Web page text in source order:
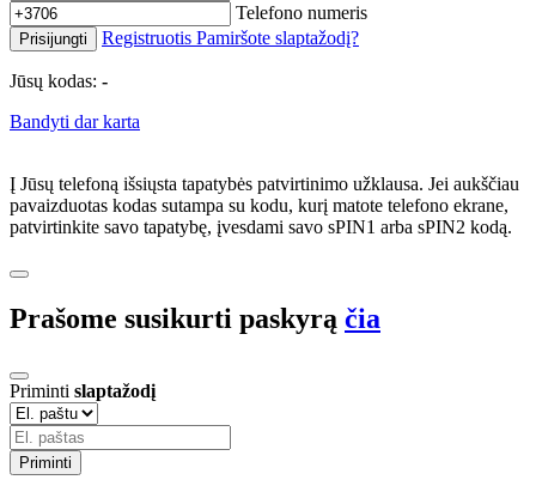
Telefono numeris
Prisijungti Registruotis Pamiršote slaptažodį?
Jūsų kodas: -
Bandyti dar karta
Į Jūsų telefoną išsiųsta tapatybės patvirtinimo užklausa. Jei aukščiau
pavaizduotas kodas sutampa su kodu, kurį matote telefono ekrane,
patvirtinkite savo tapatybę, įvesdami savo sPIN1 arba sPIN2 kodą.
Prašome susikurti paskyrą čia
Priminti slaptažodį
Priminti